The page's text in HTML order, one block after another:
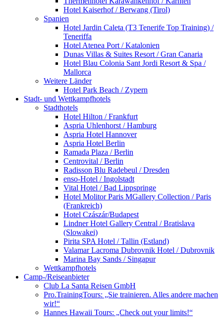
Hotel Kaiserhof / Berwang (Tirol)
Spanien
Hotel Jardin Caleta (T3 Tenerife Top Training) /
Teneriffa
Hotel Atenea Port / Katalonien
Dunas Villas & Suites Resort / Gran Canaria
Hotel Blau Colonia Sant Jordi Resort & Spa /
Mallorca
Weitere Länder
Hotel Park Beach / Zypern
Stadt- und Wettkampfhotels
Stadthotels
Hotel Hilton / Frankfurt
Aspria Uhlenhorst / Hamburg
Aspria Hotel Hannover
Aspria Hotel Berlin
Ramada Plaza / Berlin
Centrovital / Berlin
Radisson Blu Radebeul / Dresden
enso-Hotel / Ingolstadt
Vital Hotel / Bad Lippspringe
Hotel Molitor Paris MGallery Collection / Paris
(Frankreich)
Hotel Czászár/Budapest
Lindner Hotel Gallery Central / Bratislava
(Slowakei)
Pirita SPA Hotel / Tallin (Estland)
Valamar Lacroma Dubrovnik Hotel / Dubrovnik
Marina Bay Sands / Singapur
Wettkampfhotels
Camp-/Reiseanbieter
Club La Santa Reisen GmbH
Pro.TrainingTours: „Sie trainieren. Alles andere machen
wir!“
Hannes Hawaii Tours: „Check out your limits!“